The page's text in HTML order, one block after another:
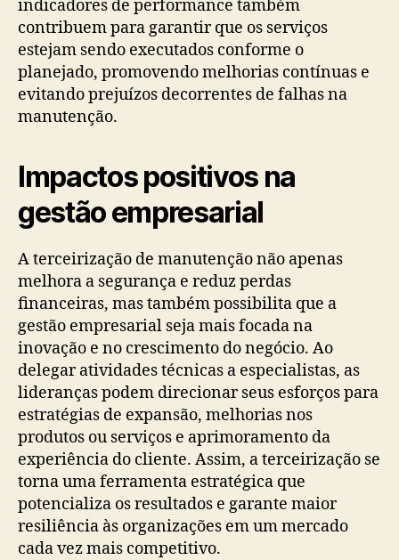
indicadores de performance também
contribuem para garantir que os serviços
estejam sendo executados conforme o
planejado, promovendo melhorias contínuas e
evitando prejuízos decorrentes de falhas na
manutenção.
Impactos positivos na
gestão empresarial
A terceirização de manutenção não apenas
melhora a segurança e reduz perdas
financeiras, mas também possibilita que a
gestão empresarial seja mais focada na
inovação e no crescimento do negócio. Ao
delegar atividades técnicas a especialistas, as
lideranças podem direcionar seus esforços para
estratégias de expansão, melhorias nos
produtos ou serviços e aprimoramento da
experiência do cliente. Assim, a terceirização se
torna uma ferramenta estratégica que
potencializa os resultados e garante maior
resiliência às organizações em um mercado
cada vez mais competitivo.